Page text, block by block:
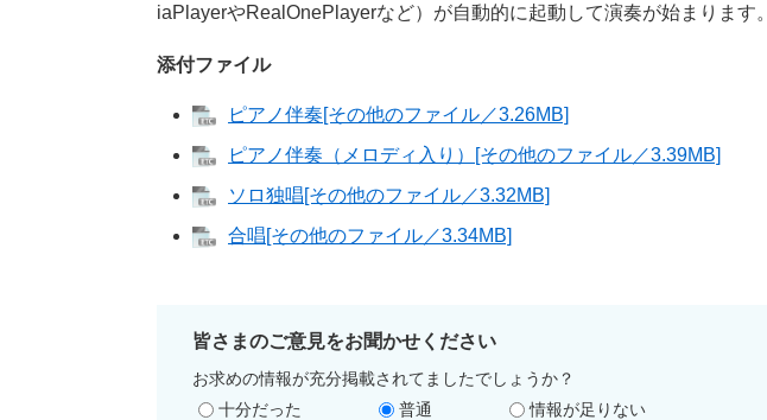
iaPlayerやRealOnePlayerなど）が自動的に起動して演奏が始まります。
添付ファイル
ピアノ伴奏[その他のファイル／3.26MB]
ピアノ伴奏（メロディ入り）[その他のファイル／3.39MB]
ソロ独唱[その他のファイル／3.32MB]
合唱[その他のファイル／3.34MB]
皆さまのご意見をお聞かせください
お求めの情報が充分掲載されてましたでしょうか？
十分だった
普通 情報が足りない